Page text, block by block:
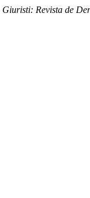
Giuristi: Revista de